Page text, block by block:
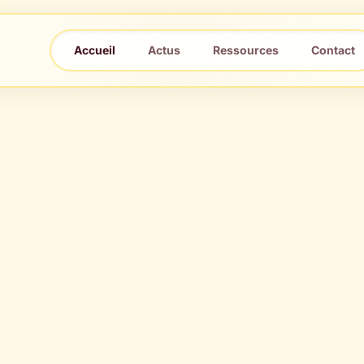
Accueil Actus Ressources Contact